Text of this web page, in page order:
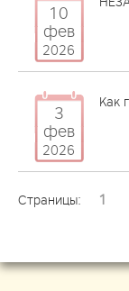
10
фев
2026
3
фев
2026
Как
Страницы: 1